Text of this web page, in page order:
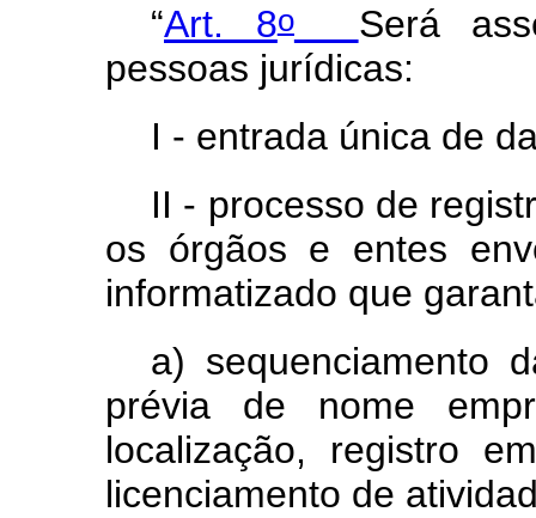
“Art. 8o
Será
pessoas jurídicas:
I - entrada única de
II - processo de
os órgãos e entes
informatizado que
a) sequenciamento
prévia de nome
localização, registro
licenciamento de